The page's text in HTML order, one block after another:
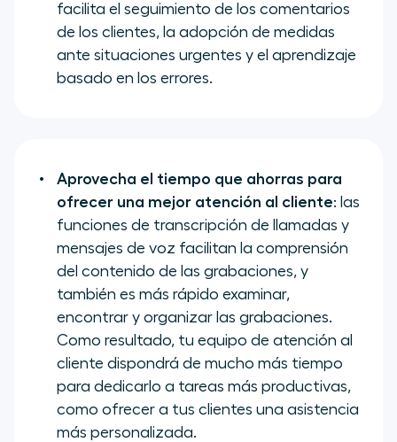
facilita el seguimiento de los comentarios
de los clientes, la adopción de medidas
ante situaciones urgentes y el aprendizaje
basado en los errores.
Aprovecha el tiempo que ahorras para
ofrecer una mejor atención al cliente: las
funciones de transcripción de llamadas y
mensajes de voz facilitan la comprensión
del contenido de las grabaciones, y
también es más rápido examinar,
encontrar y organizar las grabaciones.
Como resultado, tu equipo de atención al
cliente dispondrá de mucho más tiempo
para dedicarlo a tareas más productivas,
como ofrecer a tus clientes una asistencia
más personalizada.